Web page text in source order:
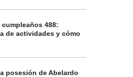
488:
de actividades y cómo
posesión de Abelardo